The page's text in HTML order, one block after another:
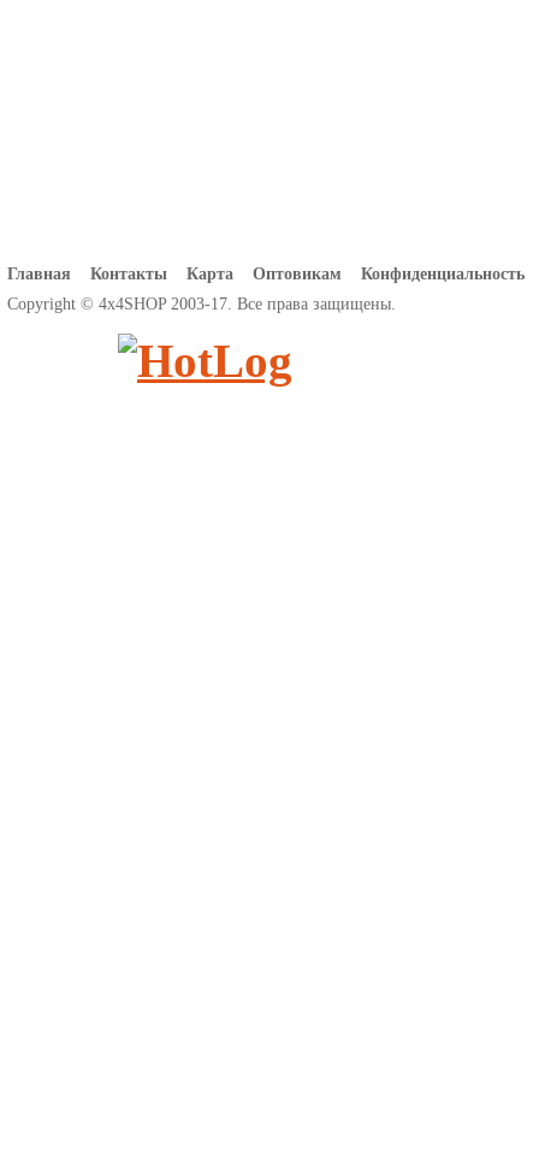
Главная Контакты Карта Оптовикам
Конфиденциальность
Copyright © 4x4SHOP 2003-17. Все права защищены.